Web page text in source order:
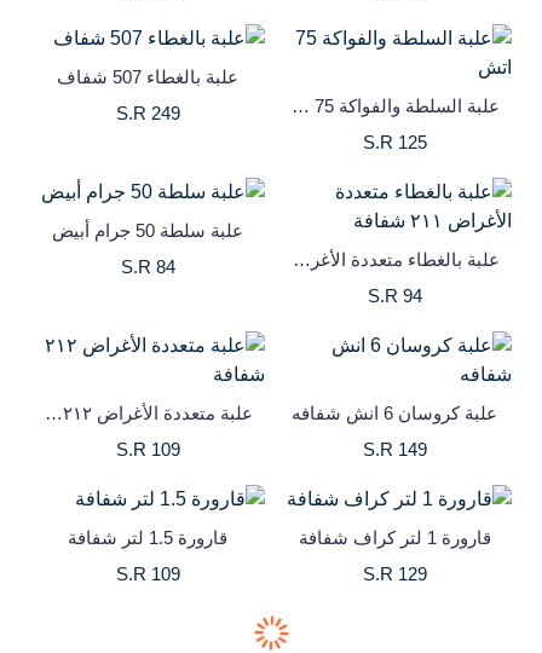
علبة السلطة والفواكة 75 اتش
S.R 125
علبة بالغطاء 507 شفاف
S.R 249
علبة بالغطاء متعددة الأغراض ٢١١ شفافة
S.R 94
علبة سلطة 50 جرام أبيض
S.R 84
علبة كروسان 6 انش شفافه
S.R 149
علبة متعددة الأغراض ٢١٢ شفافة
S.R 109
قارورة 1 لتر كراف شفافة
S.R 129
قارورة 1.5 لتر شفافة
S.R 109